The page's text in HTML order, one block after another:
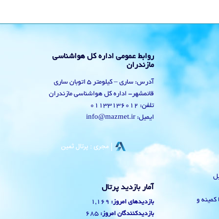
با کمینه و
روابط عمومی اداره کل هواشناسی
مازندران
آدرس: ساری – کیلومتر 5 اتوبان ساری
قائمشهر- اداره کل هواشناسی مازندران
تلفن: 01133136012
ایمیل: info@mazmet.ir
آمار بازدید پرتال
بازدیدهای امروز: 1,169
بازدیدکنندگان امروز: 685